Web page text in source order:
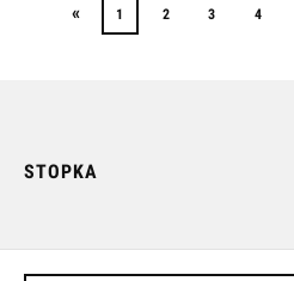
« 1 2 3 4
STOPKA